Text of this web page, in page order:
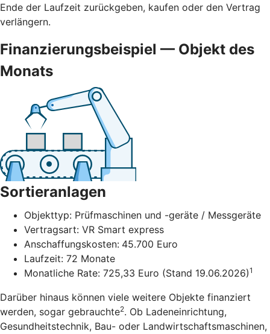
Ende der Laufzeit zurückgeben, kaufen oder den Vertrag
verlängern.
Finanzierungsbeispiel — Objekt des
Monats
Sortieranlagen
Objekttyp: Prüfmaschinen und -geräte / Messgeräte
Vertragsart: VR Smart express
Anschaffungskosten: 45.700 Euro
Laufzeit: 72 Monate
Monatliche Rate: 725,33 Euro (Stand 19.06.2026)1
Darüber hinaus können viele weitere Objekte finanziert
werden, sogar gebrauchte2. Ob Ladeneinrichtung,
Gesundheitstechnik, Bau- oder Landwirtschaftsmaschinen,